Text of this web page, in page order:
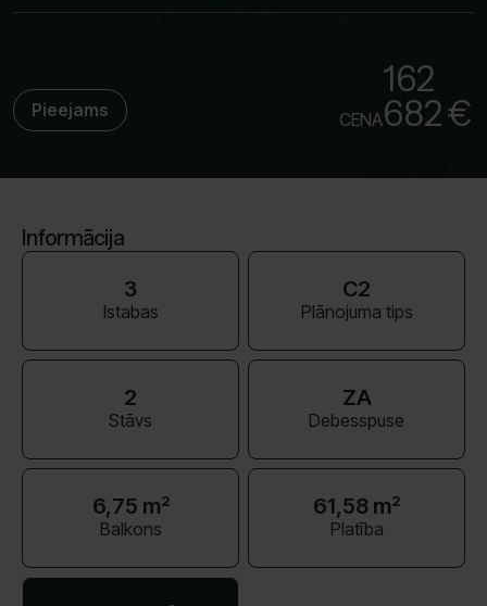
Pieejams CENA
162
682 €
Informācija
3
Istabas
C2
Plānojuma tips
2
Stāvs
ZA
Debesspuse
6,75 m²
Balkons
61,58 m²
Platība